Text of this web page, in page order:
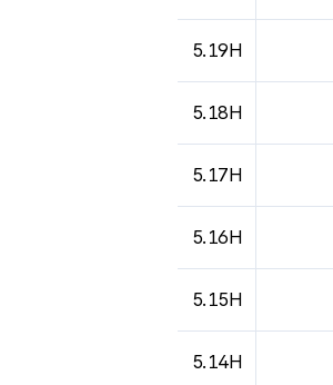
5.19H
5.18H
5.17H
5.16H
5.15H
5.14H